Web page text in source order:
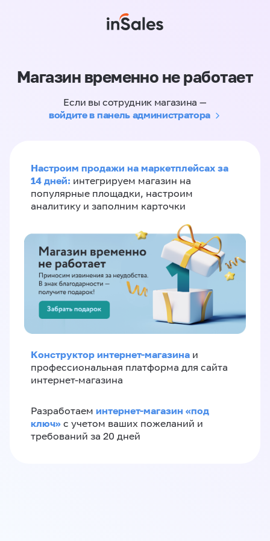
Магазин временно не работает
Если вы сотрудник магазина —
войдите в панель администратора
Настроим продажи на маркетплейсах за
14 дней: интегрируем магазин на
популярные площадки, настроим
аналитику и заполним карточки
Конструктор интернет-магазина и
профессиональная платформа для сайта
интернет-магазина
Разработаем интернет-магазин «‎под
ключ»‎ с учетом ваших пожеланий и
требований за 20 дней